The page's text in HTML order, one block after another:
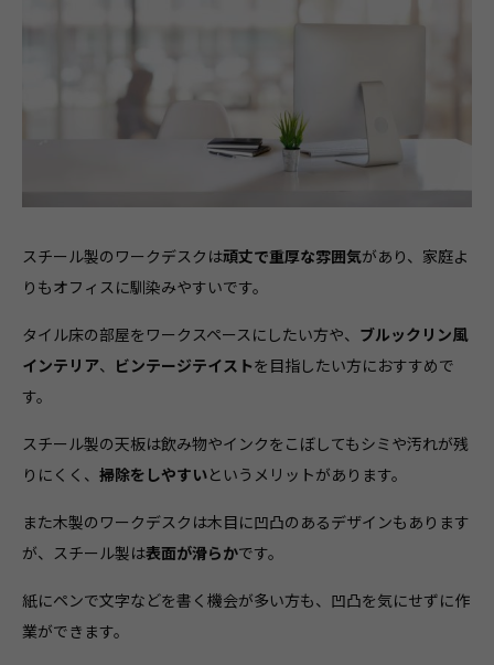
スチール製のワークデスクは頑丈で重厚な雰囲気があり、家庭よ
りもオフィスに馴染みやすいです。
タイル床の部屋をワークスペースにしたい方や、 ブルックリン風
インテリア、 ビンテージテイストを目指したい方におすすめで
す。
スチール製の天板は飲み物やインクをこぼしてもシミや汚れが残
りにくく、 掃除をしやすいというメリットがあります。
また木製のワークデスクは木目に凹凸のあるデザインもあります
が、スチール製は表面が滑らかです。
紙にペンで文字などを書く機会が多い方も、凹凸を気にせずに作
業ができます。